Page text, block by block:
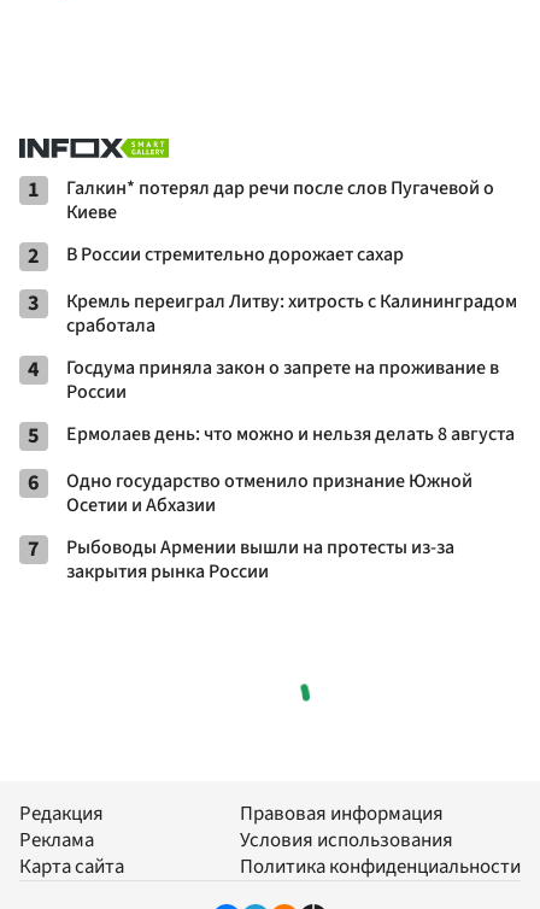
1
Галкин* потерял дар речи после слов Пугачевой о
Киеве
2 В России стремительно дорожает сахар
3
Кремль переиграл Литву: хитрость с Калининградом
сработала
4
Госдума приняла закон о запрете на проживание в
России
5 Ермолаев день: что можно и нельзя делать 8 августа
6
Одно государство отменило признание Южной
Осетии и Абхазии
7
Рыбоводы Армении вышли на протесты из-за
закрытия рынка России
Редакция
Реклама
Карта сайта
Правовая информация
Условия использования
Политика конфиденциальности